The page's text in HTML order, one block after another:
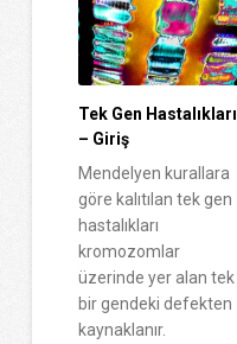
Tek Gen Hastalıkları
– Giriş
Mendelyen kurallara
göre kalıtılan tek gen
hastalıkları
kromozomlar
üzerinde yer alan tek
bir gendeki defekten
kaynaklanır.